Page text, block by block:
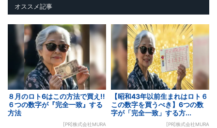
オススメ記事
８月のロト6はこの方法で買え!!
６つの数字が『完全一致』する
方法
[PR]株式会社MURA
【昭和43年以前生まれはロト６
この数字を買うべき】6つの数
字が「完全一致」する方...
[PR]株式会社MURA